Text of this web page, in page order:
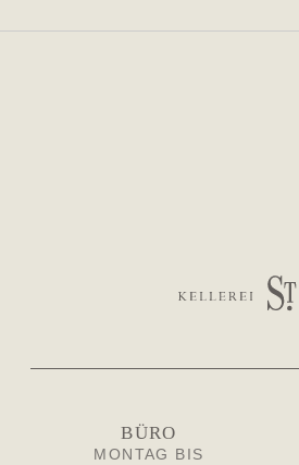
BÜRO
MONTAG BIS